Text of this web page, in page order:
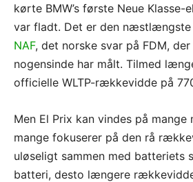
kørte BMW’s første Neue
var fladt. Det er den
NAF, det norske svar på FDM,
nogensinde har målt. Tilmed
officielle WLTP-rækkevidde på
Men El Prix kan vindes på mange
mange fokuserer på den rå
uløseligt sammen med batteriets
batteri, desto længere